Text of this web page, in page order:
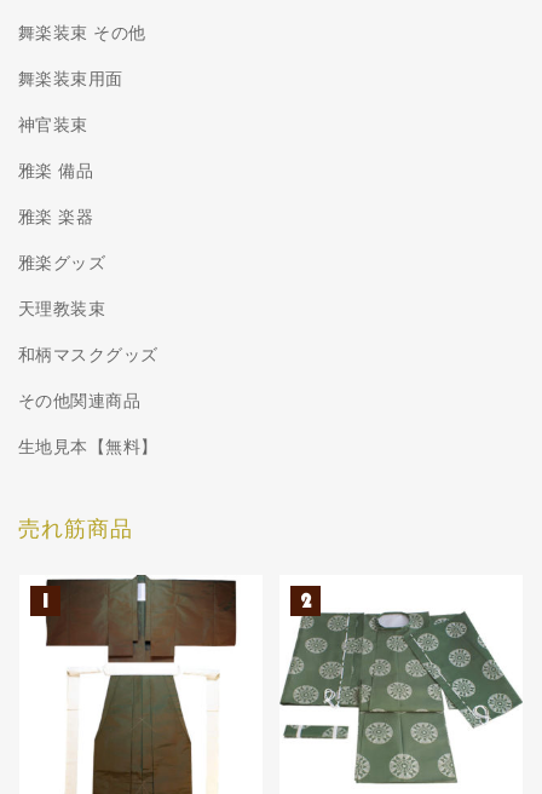
舞楽装束 その他
舞楽装束用面
神官装束
雅楽 備品
雅楽 楽器
雅楽グッズ
天理教装束
和柄マスクグッズ
その他関連商品
生地見本【無料】
売れ筋商品